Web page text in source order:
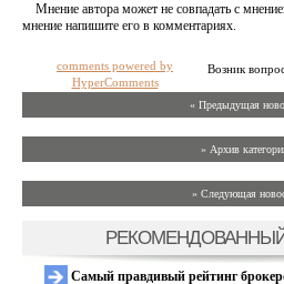
Мнение автора может не совпадать с
мнение напишите его в комментариях.
Возник
comments powered by
HyperComments
« Предыдущая
» Архив
» Следующая
Самый правдивый рейтинг